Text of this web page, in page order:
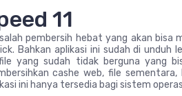
11
pembersih hebat yang akan
Bahkan aplikasi ini sudah di unduh
yang sudah tidak berguna yang
cashe web, file
ini hanya tersedia bagi sistem